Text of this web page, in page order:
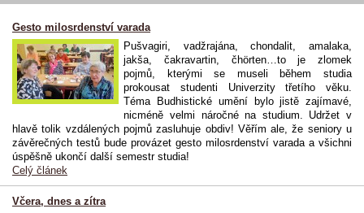
Gesto milosrdenství varada
Pušvagiri, vadžrajána, chondalit, amalaka,
jakša, čakravartin, čhörten…to je zlomek
pojmů, kterými se museli během studia
prokousat studenti Univerzity třetího věku.
Téma Budhistické umění bylo jistě zajímavé,
nicméně velmi náročné na studium. Udržet v
hlavě tolik vzdálených pojmů zasluhuje obdiv! Věřím ale, že seniory u
závěrečných testů bude provázet gesto milosrdenství varada a všichni
úspěšně ukončí další semestr studia!
Celý článek
Včera, dnes a zítra